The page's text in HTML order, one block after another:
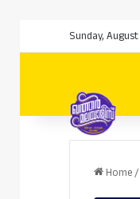
Sunday,
Home/